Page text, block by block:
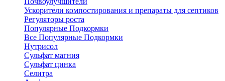
Ускорители компостирования и препараты для септиков
Регуляторы роста
Популярные Подкормки
Все Популярные Подкормки
Нутрисол
Сульфат магния
Сульфат цинка
Селитра